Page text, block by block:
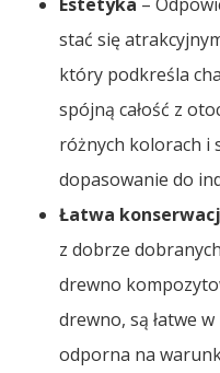
stać się
który podkreśla
spójną całość z
różnych kolorach i
dopasowanie do
Łatwa
z dobrze
drewno
drewno, są łatwe
odporna na